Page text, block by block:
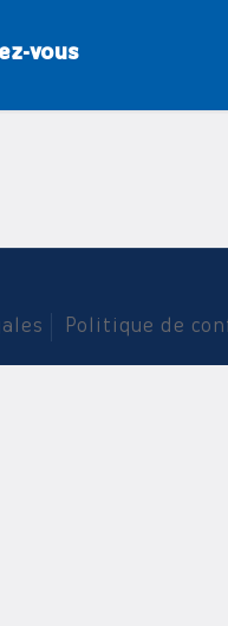
vous
Politique de